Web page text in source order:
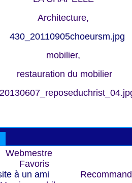
Architecture,
mobilier,
restauration du mobilier
Webmestre
Favoris